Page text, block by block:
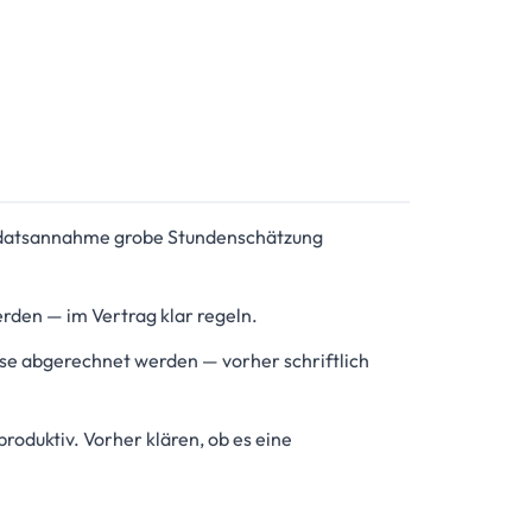
grobe Stundenschätzung
— im Vertrag klar regeln.
abgerechnet werden — vorher schriftlich
Vorher klären, ob es eine